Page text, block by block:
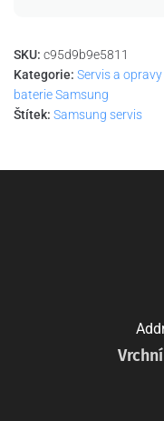
SKU: c95d9b9e5811
Kategorie: Servis a
baterie Samsung
Štítek: Samsung servis